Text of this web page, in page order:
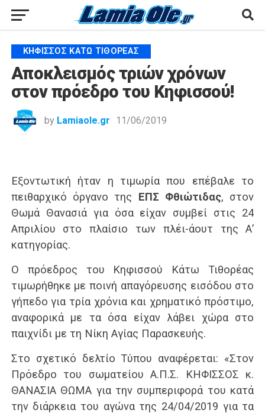
ΚΗΦΙΣΣΌΣ ΚΆΤΩ ΤΙΘΟΡΈΑΣ
Αποκλεισμός τριών χρόνων
στον πρόεδρο του Κηφισσού!
by Lamiaole.gr 11/06/2019
Εξοντωτική ήταν η τιμωρία που επέβαλε το
πειθαρχικό όργανο της ΕΠΣ Φθιώτιδας, στον
Θωμά Θανασιά για όσα είχαν συμβεί στις 24
Απριλίου στο πλαίσιο των πλέι-άουτ της Α’
κατηγορίας.
Ο πρόεδρος του Κηφισσού Κάτω Τιθορέας
τιμωρήθηκε με ποινή απαγόρευσης εισόδου στο
γήπεδο για τρία χρόνια και χρηματικό πρόστιμο,
αναφορικά με τα όσα είχαν λάβει χώρα στο
παιχνίδι με τη Νίκη Αγίας Παρασκευής.
Στο σχετικό δελτίο Τύπου αναφέρεται: «Στον
Πρόεδρο του σωματείου Α.Π.Σ. ΚΗΦΙΣΣΟΣ κ.
ΘΑΝΑΣΙΑ ΘΩΜΑ για την συμπεριφορά του κατά
την διάρκεια του αγώνα της 24/04/2019 για τα